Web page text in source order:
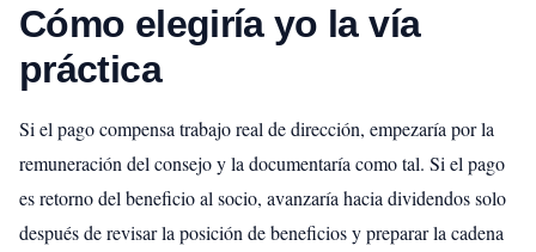
Cómo elegiría yo la vía
práctica
Si el pago compensa trabajo real de dirección, empezaría por la
remuneración del consejo y la documentaría como tal. Si el pago
es retorno del beneficio al socio, avanzaría hacia dividendos solo
después de revisar la posición de beneficios y preparar la cadena